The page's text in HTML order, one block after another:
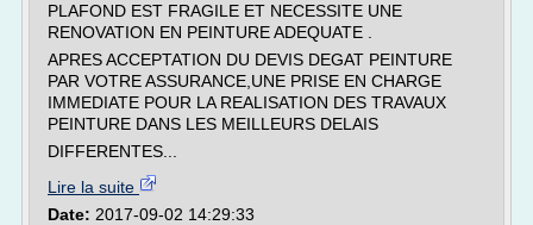
PLAFOND EST FRAGILE ET NECESSITE UNE
RENOVATION EN PEINTURE ADEQUATE .
APRES ACCEPTATION DU DEVIS DEGAT PEINTURE
PAR VOTRE ASSURANCE,UNE PRISE EN CHARGE
IMMEDIATE POUR LA REALISATION DES TRAVAUX
PEINTURE DANS LES MEILLEURS DELAIS
DIFFERENTES...
Lire la suite
Date: 2017-09-02 14:29:33